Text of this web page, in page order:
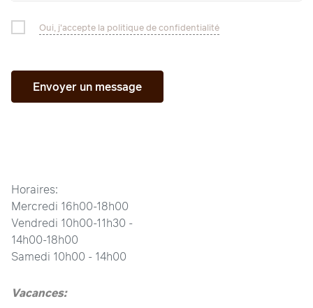
Oui, j'accepte la politique de confidentialité
Envoyer un message
Horaires:
Mercredi 16h00-18h00
Vendredi 10h00-11h30 -
14h00-18h00
Samedi 10h00 - 14h00
Vacances: